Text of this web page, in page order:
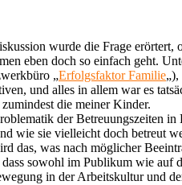
wurde die Frage
eben doch so einfach geht.
„Erfolgsfaktor Familie
und alles in allem war es
die meiner Kinder.
der Betreuungszeiten
wie sie vielleicht doch betreut
das, was nach möglicher
sowohl im Publikum wie auf
in der Arbeitskultur und